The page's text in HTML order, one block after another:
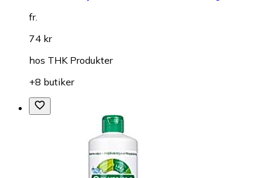
fr.
74 kr
hos THK Produkter
+8 butiker